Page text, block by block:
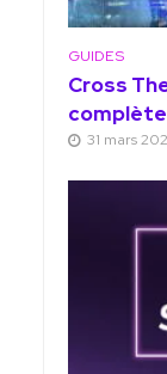
GUIDES
Cross
complète
31 mars